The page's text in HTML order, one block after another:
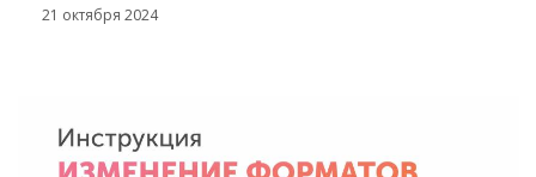
21 октября 2024